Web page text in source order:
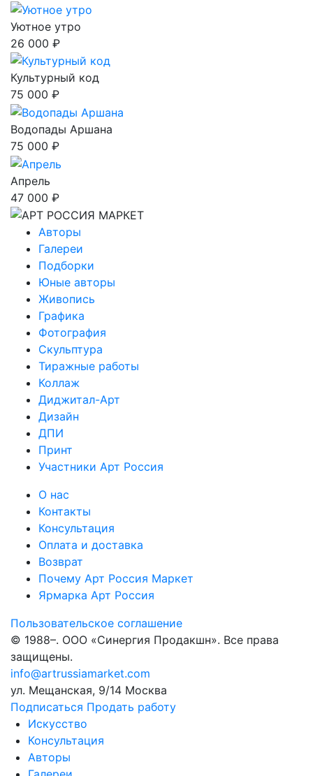
Уютное утро
26 000 ₽
Культурный код
75 000 ₽
Водопады Аршана
75 000 ₽
Апрель
47 000 ₽
Авторы
Галереи
Подборки
Юные авторы
Живопись
Графика
Фотография
Скульптура
Тиражные работы
Коллаж
Диджитал-Арт
Дизайн
ДПИ
Принт
Участники Арт Россия
О нас
Контакты
Консультация
Оплата и доставка
Возврат
Почему Арт Россия Маркет
Ярмарка Арт Россия
Пользовательское соглашение
© 1988–. ООО «Синергия Продакшн». Все права
защищены.
info@artrussiamarket.com
ул. Мещанская, 9/14 Москва
Подписаться Продать работу
Искусство
Консультация
Авторы